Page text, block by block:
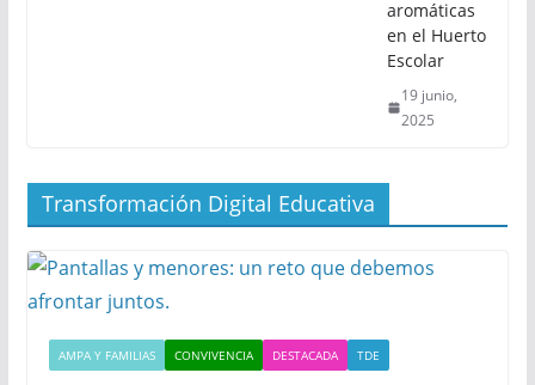
aromáticas
en el Huerto
Escolar
19 junio,
2025
Transformación Digital Educativa
AMPA Y FAMILIAS CONVIVENCIA DESTACADA TDE